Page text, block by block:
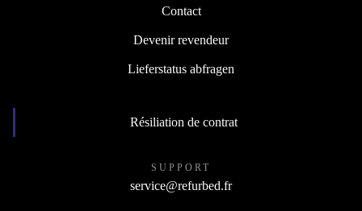
Contact
Devenir revendeur
Lieferstatus abfragen
Résiliation de contrat
SUPPORT
service@refurbed.fr